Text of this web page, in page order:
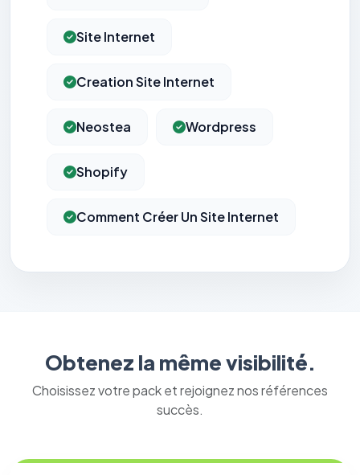
Site Internet
Creation Site Internet
Neostea Wordpress
Shopify
Comment Créer Un Site Internet
Obtenez la même visibilité.
Choisissez votre pack et rejoignez nos références
succès.